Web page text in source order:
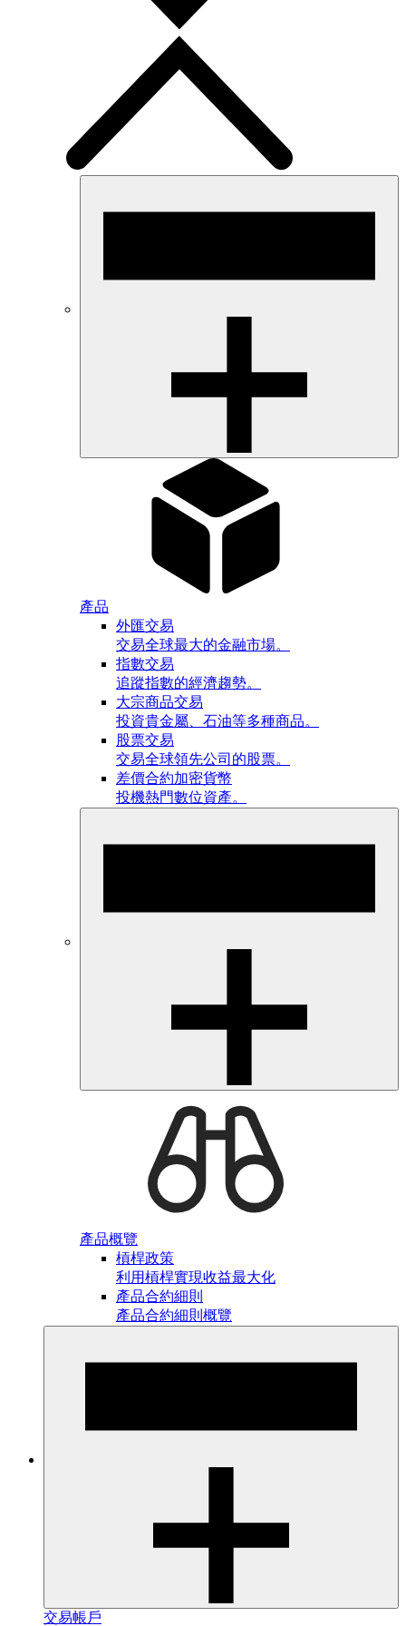
產品
外匯交易
交易全球最大的金融市場。
指數交易
追蹤指數的經濟趨勢。
大宗商品交易
投資貴金屬、石油等多種商品。
股票交易
交易全球領先公司的股票。
差價合約加密貨幣
投機熱門數位資產。
產品概覽
槓桿政策
利用槓桿實現收益最大化
產品合約細則
產品合約細則概覽
交易帳戶